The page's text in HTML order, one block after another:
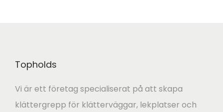
Topholds
Vi är ett företag specialiserat på att skapa
klättergrepp för klätterväggar, lekplatser och